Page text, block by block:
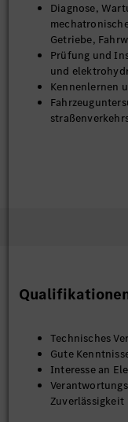
Diagnose,
Getriebe,
Prüfung und
und
Kennenlernen
Technisches
Gute
Interesse an
Zuverlässigkeit